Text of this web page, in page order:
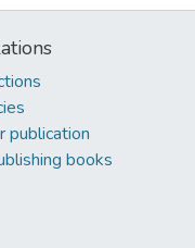
publication
books